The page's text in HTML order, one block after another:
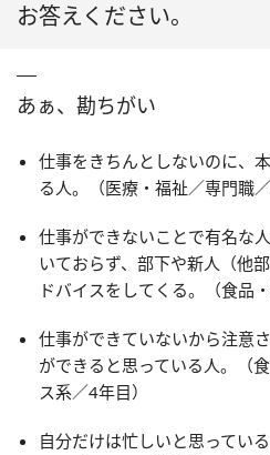
お答えください。
あぁ、勘ちがい
仕事をきちんとしないのに、
る人。（医療・福祉／専門職／
仕事ができないことで有名な
いておらず、部下や新人（他
ドバイスをしてくる。（食品
仕事ができていないから注意
ができると思っている人。（
ス系／4年目）
自分だけは忙しいと思ってい